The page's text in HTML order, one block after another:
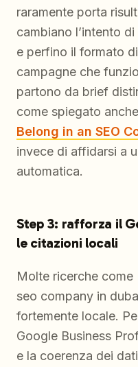
raramente porta
cambiano l’intento
e perfino il formato
campagne che
partono da brief
come spiegato
Belong in an SEO
invece di affidarsi a
automatica.
Step 3: rafforza il
le citazioni locali
Molte ricerche
seo company in
fortemente locale.
Google Business
e la coerenza dei